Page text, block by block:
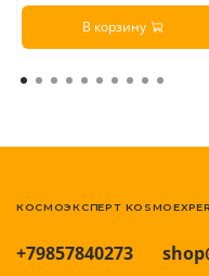
В корзину
+79857840273
КОСМОЭКСПЕРТ